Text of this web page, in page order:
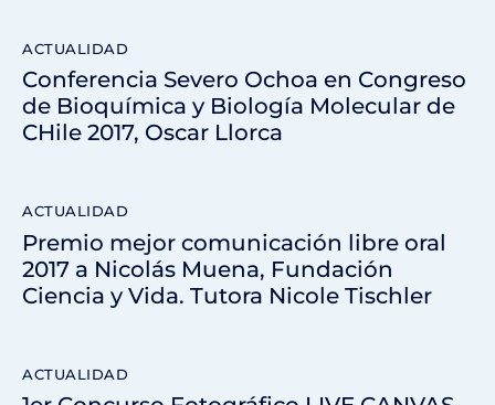
ACTUALIDAD
Conferencia Severo Ochoa en Congreso
de Bioquímica y Biología Molecular de
CHile 2017, Oscar Llorca
ACTUALIDAD
Premio mejor comunicación libre oral
2017 a Nicolás Muena, Fundación
Ciencia y Vida. Tutora Nicole Tischler
ACTUALIDAD